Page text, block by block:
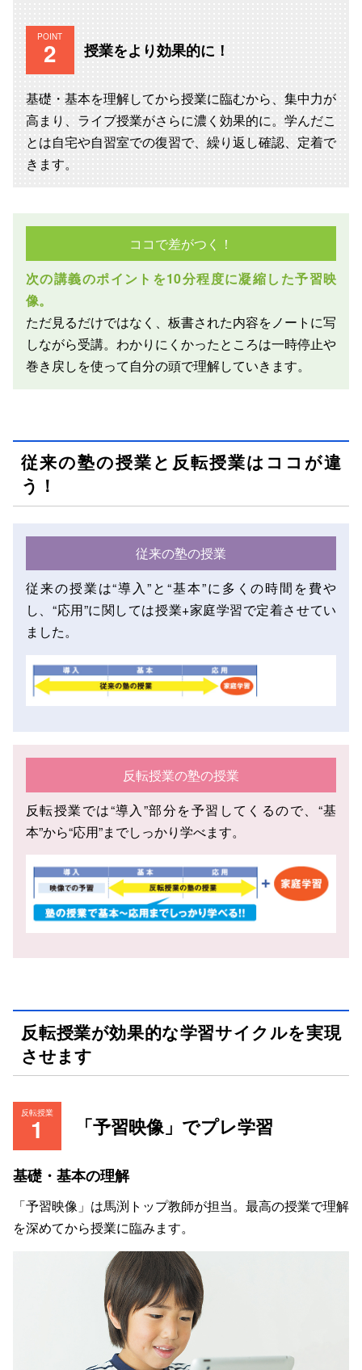
POINT
授業をより効果的に！
基礎・基本を理解してから授業に臨むから、集中力が
高まり、ライブ授業がさらに濃く効果的に。学んだこ
とは自宅や自習室での復習で、繰り返し確認、定着で
きます。
ココで差がつく！
次の講義のポイントを10分程度に凝縮した予習映
像。
ただ見るだけではなく、板書された内容をノートに写
しながら受講。わかりにくかったところは一時停止や
巻き戻しを使って自分の頭で理解していきます。
従来の塾の授業と反転授業はココが違
う！
従来の塾の授業
従来の授業は“導入”と“基本”に多くの時間を費や
し、“応用”に関しては授業+家庭学習で定着させてい
ました。
反転授業の塾の授業
反転授業では“導入”部分を予習してくるので、“基
本”から“応用”までしっかり学べます。
反転授業が効果的な学習サイクルを実現
させます
反転授業
「予習映像」でプレ学習
基礎・基本の理解
「予習映像」は馬渕トップ教師が担当。最高の授業で理解
を深めてから授業に臨みます。